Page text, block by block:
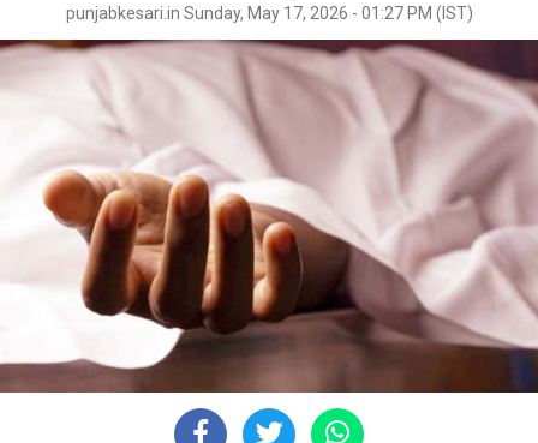
punjabkesari.in Sunday, May 17, 2026 - 01:27 PM (IST)